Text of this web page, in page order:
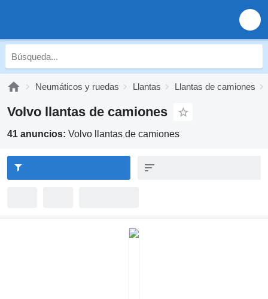
Neumáticos y ruedas Llantas Llantas de camiones
Volvo llantas de camiones
41 anuncios: Volvo llantas de camiones